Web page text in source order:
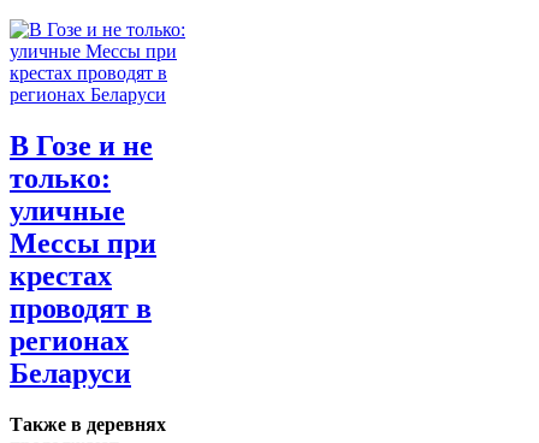
В Гозе и не
только:
уличные
Мессы при
крестах
проводят в
регионах
Беларуси
Также в деревнях